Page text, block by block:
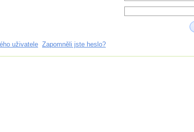
uživatele Zapomněli jste heslo?